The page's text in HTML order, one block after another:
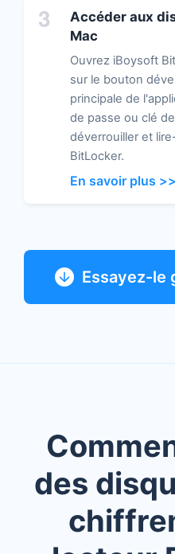
3
Accéder aux
Mac
Ouvrez iBoysoft
sur le bouton
principale de
de passe ou clé
déverrouiller et
BitLocker.
En savoir plus >>
Essayez-le
des